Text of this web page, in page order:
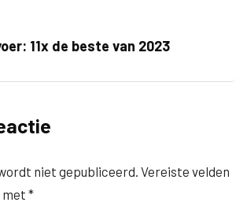
11x de beste van 2023
niet gepubliceerd. Vereiste velden
met *